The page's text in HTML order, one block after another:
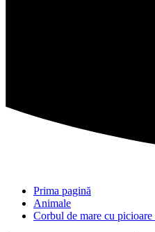
Prima pagină
Animale
Corbul de mare cu